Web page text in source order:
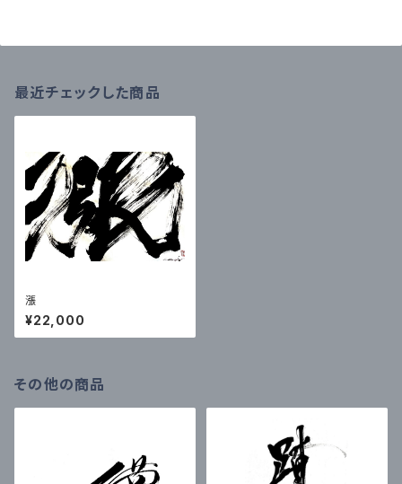
最近チェックした商品
漲
¥22,000
その他の商品